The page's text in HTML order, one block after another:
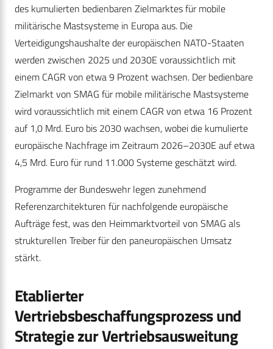
des kumulierten bedienbaren Zielmarktes für mobile
militärische Mastsysteme in Europa aus. Die
Verteidigungshaushalte der europäischen NATO-Staaten
werden zwischen 2025 und 2030E voraussichtlich mit
einem CAGR von etwa 9 Prozent wachsen. Der bedienbare
Zielmarkt von SMAG für mobile militärische Mastsysteme
wird voraussichtlich mit einem CAGR von etwa 16 Prozent
auf 1,0 Mrd. Euro bis 2030 wachsen, wobei die kumulierte
europäische Nachfrage im Zeitraum 2026–2030E auf etwa
4,5 Mrd. Euro für rund 11.000 Systeme geschätzt wird.
Programme der Bundeswehr legen zunehmend
Referenzarchitekturen für nachfolgende europäische
Aufträge fest, was den Heimmarktvorteil von SMAG als
strukturellen Treiber für den paneuropäischen Umsatz
stärkt.
Etablierter
Vertriebsbeschaffungsprozess und
Strategie zur Vertriebsausweitung